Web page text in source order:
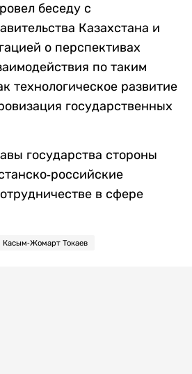
беседу с
Казахстана и
о перспективах
по таким
технологическое развитие
государственных
государства стороны
российские
в сфере
Касым-Жомарт Токаев